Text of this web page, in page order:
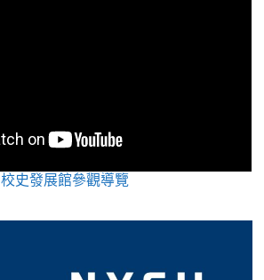
校史發展館參觀導覽